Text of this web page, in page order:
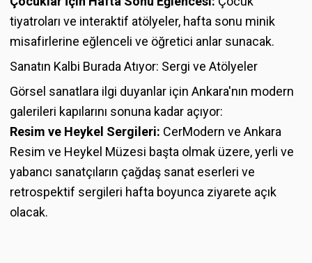
tiyatroları ve interaktif atölyeler, hafta sonu minik
misafirlerine eğlenceli ve öğretici anlar sunacak.
Sanatın Kalbi Burada Atıyor: Sergi ve Atölyeler
Görsel sanatlara ilgi duyanlar için Ankara'nın modern
galerileri kapılarını sonuna kadar açıyor:
Resim ve Heykel Sergileri: CerModern ve Ankara
Resim ve Heykel Müzesi başta olmak üzere, yerli ve
yabancı sanatçıların çağdaş sanat eserleri ve
retrospektif sergileri hafta boyunca ziyarete açık
olacak.